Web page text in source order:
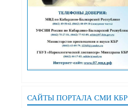
САЙТЫ ПОРТАЛА СМИ КБР